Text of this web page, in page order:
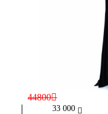
33 000
44800